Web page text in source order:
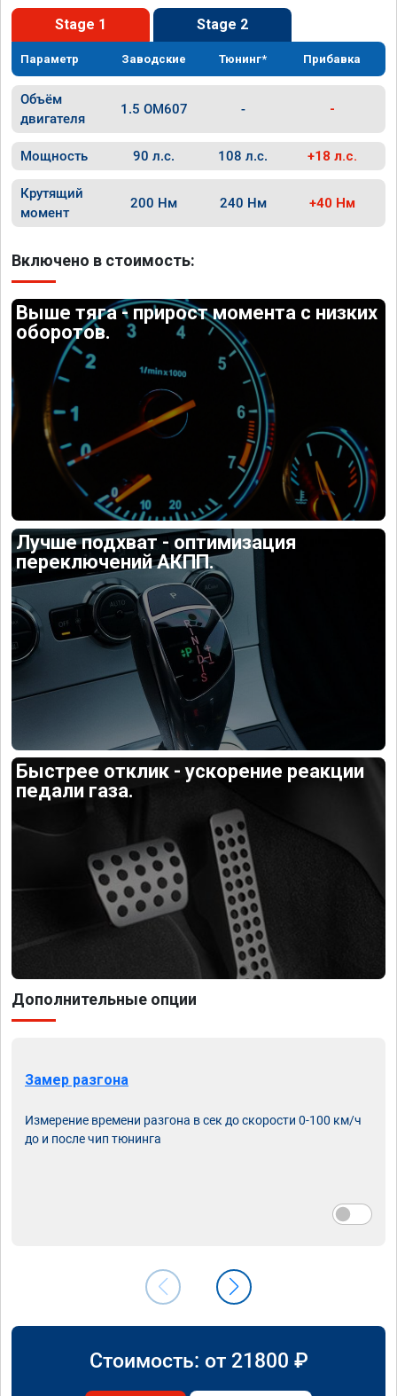
Stage 1 Stage 2
Параметр Заводские Тюнинг* Прибавка
Объём
двигателя
1.5 OM607 - -
Мощность 90 л.с. 108 л.с. +18 л.с.
Крутящий
момент
200 Нм 240 Нм +40 Нм
Включено в стоимость:
Выше тяга - прирост момента с низких
оборотов.
Лучше подхват - оптимизация
переключений АКПП.
Быстрее отклик - ускорение реакции
педали газа.
Дополнительные опции
Замер разгона
Измерение времени разгона в сек до скорости 0-100 км/ч
до и после чип тюнинга
Стоимость: от 21800 ₽